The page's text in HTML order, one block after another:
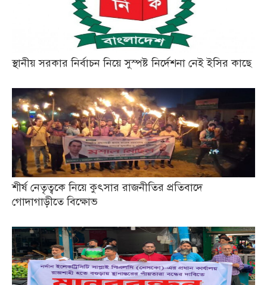
স্থানীয় সরকার নির্বাচন নিয়ে সুস্পষ্ট নির্দেশনা নেই ইসির কাছে
শীর্ষ নেতৃত্বকে নিয়ে কুৎসার রাজনীতির প্রতিবাদে
গোদাগাড়ীতে বিক্ষোভ